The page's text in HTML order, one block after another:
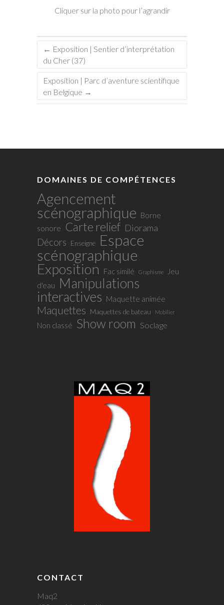
Cliquer sur la photo pour l’agrandir
← Exposition | Sentier d’interprétation
du Cher (37)
Exposition | Parc d’aventure scientifique
en Belgique →
DOMAINES DE COMPÉTENCES
Agencement
scénographique Borne
sonore
Carte relief Diorama
Décors Enseigne
Espace
scénographique
Exposition Fac similé Graphisme
Jeu
d'eau
Manipulations
interactives Maquette animée
Maquettes Maquettes de bateau Mobilier
Non classé Show room Soclage
CONTACT
Maq2